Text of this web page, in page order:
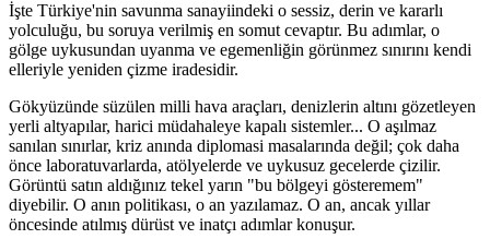
İşte Türkiye'nin savunma sanayiindeki o sessiz, derin ve kararlı
yolculuğu, bu soruya verilmiş en somut cevaptır. Bu adımlar, o
gölge uykusundan uyanma ve egemenliğin görünmez sınırını kendi
elleriyle yeniden çizme iradesidir.
Gökyüzünde süzülen milli hava araçları, denizlerin altını gözetleyen
yerli altyapılar, harici müdahaleye kapalı sistemler... O aşılmaz
sanılan sınırlar, kriz anında diplomasi masalarında değil; çok daha
önce laboratuvarlarda, atölyelerde ve uykusuz gecelerde çizilir.
Görüntü satın aldığınız tekel yarın "bu bölgeyi gösteremem"
diyebilir. O anın politikası, o an yazılamaz. O an, ancak yıllar
öncesinde atılmış dürüst ve inatçı adımlar konuşur.